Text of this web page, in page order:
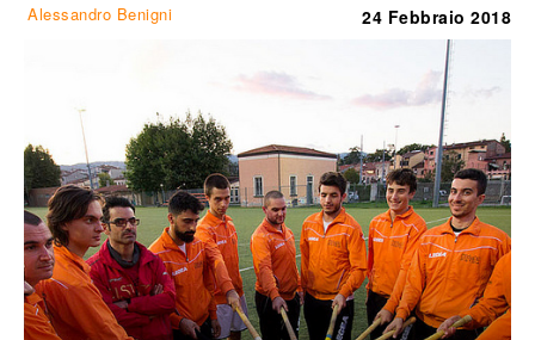
Alessandro Benigni 24 Febbraio 2018